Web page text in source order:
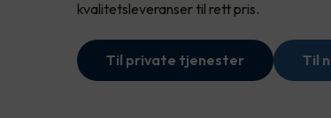
kvalitetsleveranser til rett pris.
Til private tjenester Til